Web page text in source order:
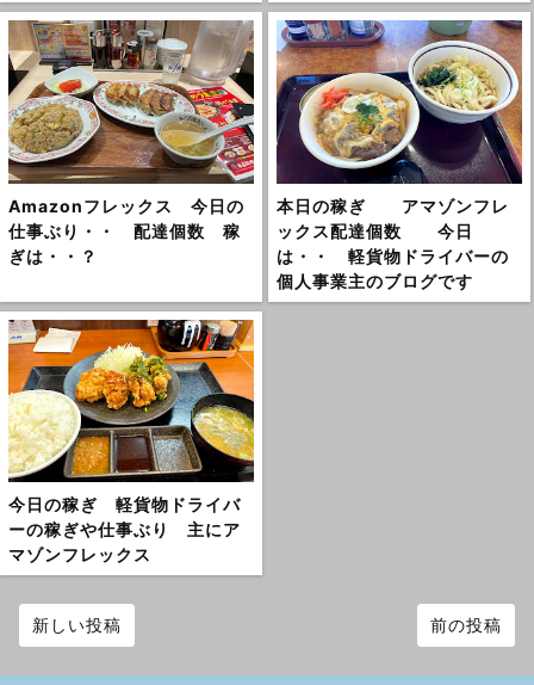
Amazonフレックス 今日の
仕事ぶり・・ 配達個数 稼
ぎは・・？
本日の稼ぎ アマゾンフレ
ックス配達個数 今日
は・・ 軽貨物ドライバーの
個人事業主のブログです
今日の稼ぎ 軽貨物ドライバ
ーの稼ぎや仕事ぶり 主にア
マゾンフレックス
新しい投稿 前の投稿